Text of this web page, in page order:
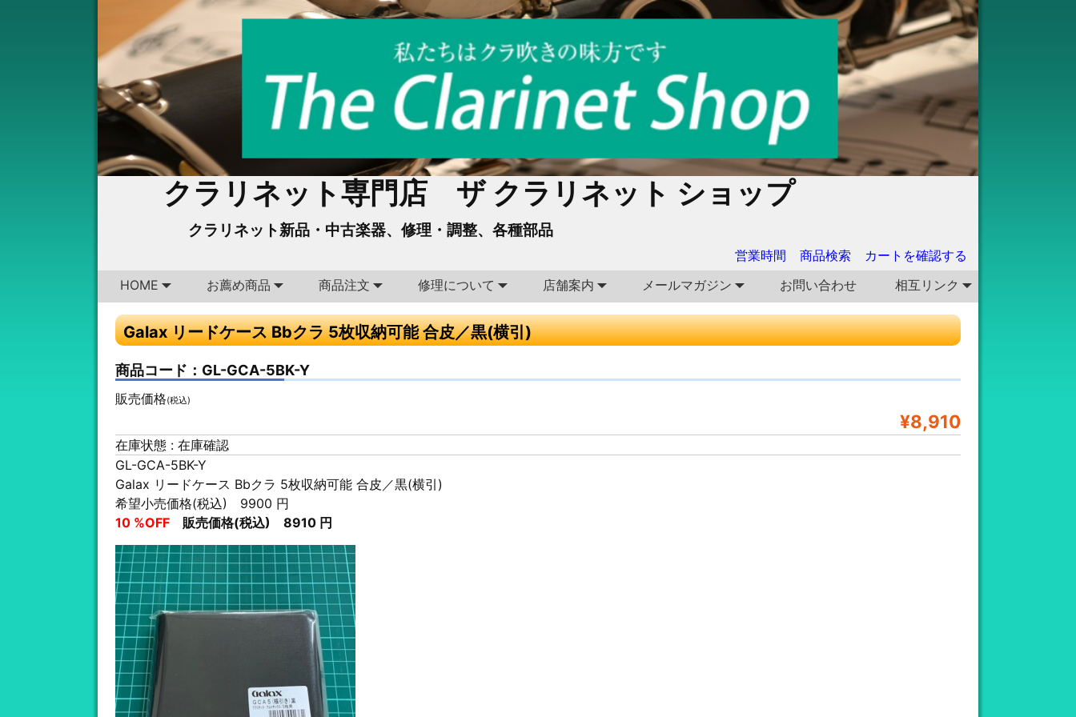
クラリネット専門店 ザ クラリネット ショップ
クラリネット新品・中古楽器、修理・調整、各種部品
営業時間 商品検索
カートを確認する
HOME
お薦め商品 商品注文 修理について 店舗案内 メールマガジン お問い合わせ 相互リンク
Galax リードケース Bbクラ 5枚収納可能 合皮／黒(横引)
商品コード：GL-GCA-5BK-Y
販売価格(税込)
¥8,910
在庫状態 : 在庫確認
GL-GCA-5BK-Y
Galax リードケース Bbクラ 5枚収納可能 合皮／黒(横引)
希望小売価格(税込) 9900 円
10 %OFF 販売価格(税込) 8910 円